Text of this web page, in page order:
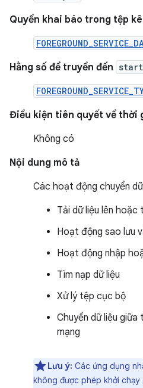
Quyền khai báo trong tệp
Hằng số để truyền đến
Điều kiện tiên quyết về thời
Không có
Nội dung mô tả
Các hoạt động chuyển
Tải dữ liệu lên hoặc
Hoạt động sao lưu
Hoạt động nhập
Tìm nạp dữ liệu
Xử lý tệp cục bộ
Chuyển dữ liệu
mạng
Lưu ý: Các ứng dụng
không được phép khởi